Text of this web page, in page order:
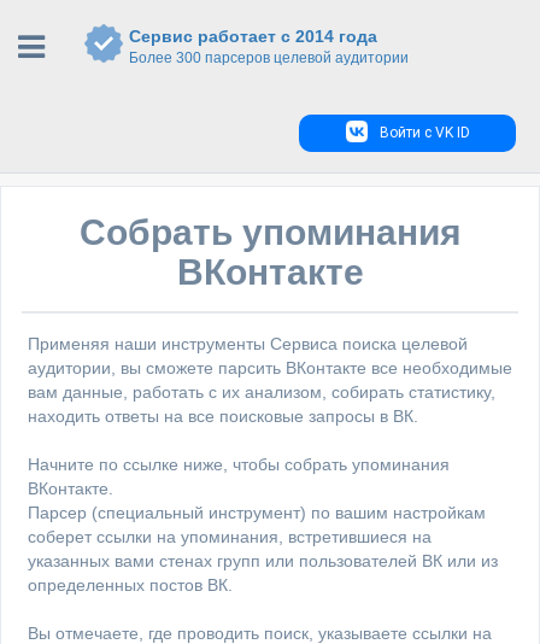
Сервис работает с 2014 года
Более 300 парсеров целевой аудитории
Войти с VK ID
Собрать упоминания
ВКонтакте
Применяя наши инструменты Сервиса поиска целевой
аудитории, вы сможете парсить ВКонтакте все необходимые
вам данные, работать с их анализом, собирать статистику,
находить ответы на все поисковые запросы в ВК.
Начните по ссылке ниже, чтобы собрать упоминания
ВКонтакте.
Парсер (специальный инструмент) по вашим настройкам
соберет ссылки на упоминания, встретившиеся на
указанных вами стенах групп или пользователей ВК или из
определенных постов ВК.
Вы отмечаете, где проводить поиск, указываете ссылки на